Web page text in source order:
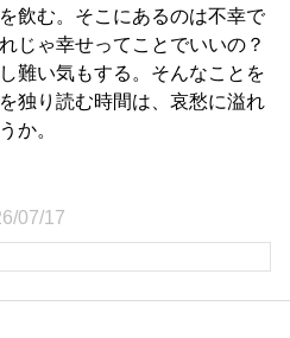
飲む。そこにあるのは不幸で
じゃ幸せってことでいいの？
難い気もする。そんなことを
独り読む時間は、哀愁に溢れ
か。
07/17